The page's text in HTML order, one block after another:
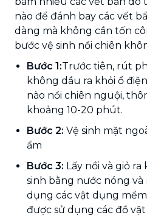
nào để đánh bay các vết
dàng mà không cần tốn
bước vệ sinh nồi chiên
Bước 1:Trước tiên, rút
không dầu ra khỏi ổ
nào nồi chiên nguội,
khoảng 10-20 phút.
Bước 2: Vệ sinh mặt
ẩm
Bước 3: Lấy nồi và giỏ
sinh bằng nước nóng và
dụng các vật dụng
được sử dụng các đồ